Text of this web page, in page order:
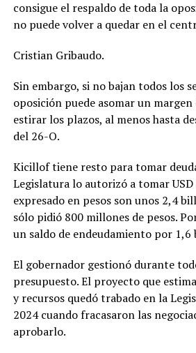
consigue el respaldo de toda la
no puede volver a quedar en el
Cristian Gribaudo.
Sin embargo, si no bajan todos los
oposición puede asomar un
estirar los plazos, al menos hasta
del 26-O.
Kicillof tiene resto para tomar
Legislatura lo autorizó a tomar USD
expresado en pesos son unos 2,4
sólo pidió 800 millones de pesos.
un saldo de endeudamiento por 1,6
El gobernador gestionó durante
presupuesto. El proyecto que
y recursos quedó trabado en la
2024 cuando fracasaron las
aprobarlo.